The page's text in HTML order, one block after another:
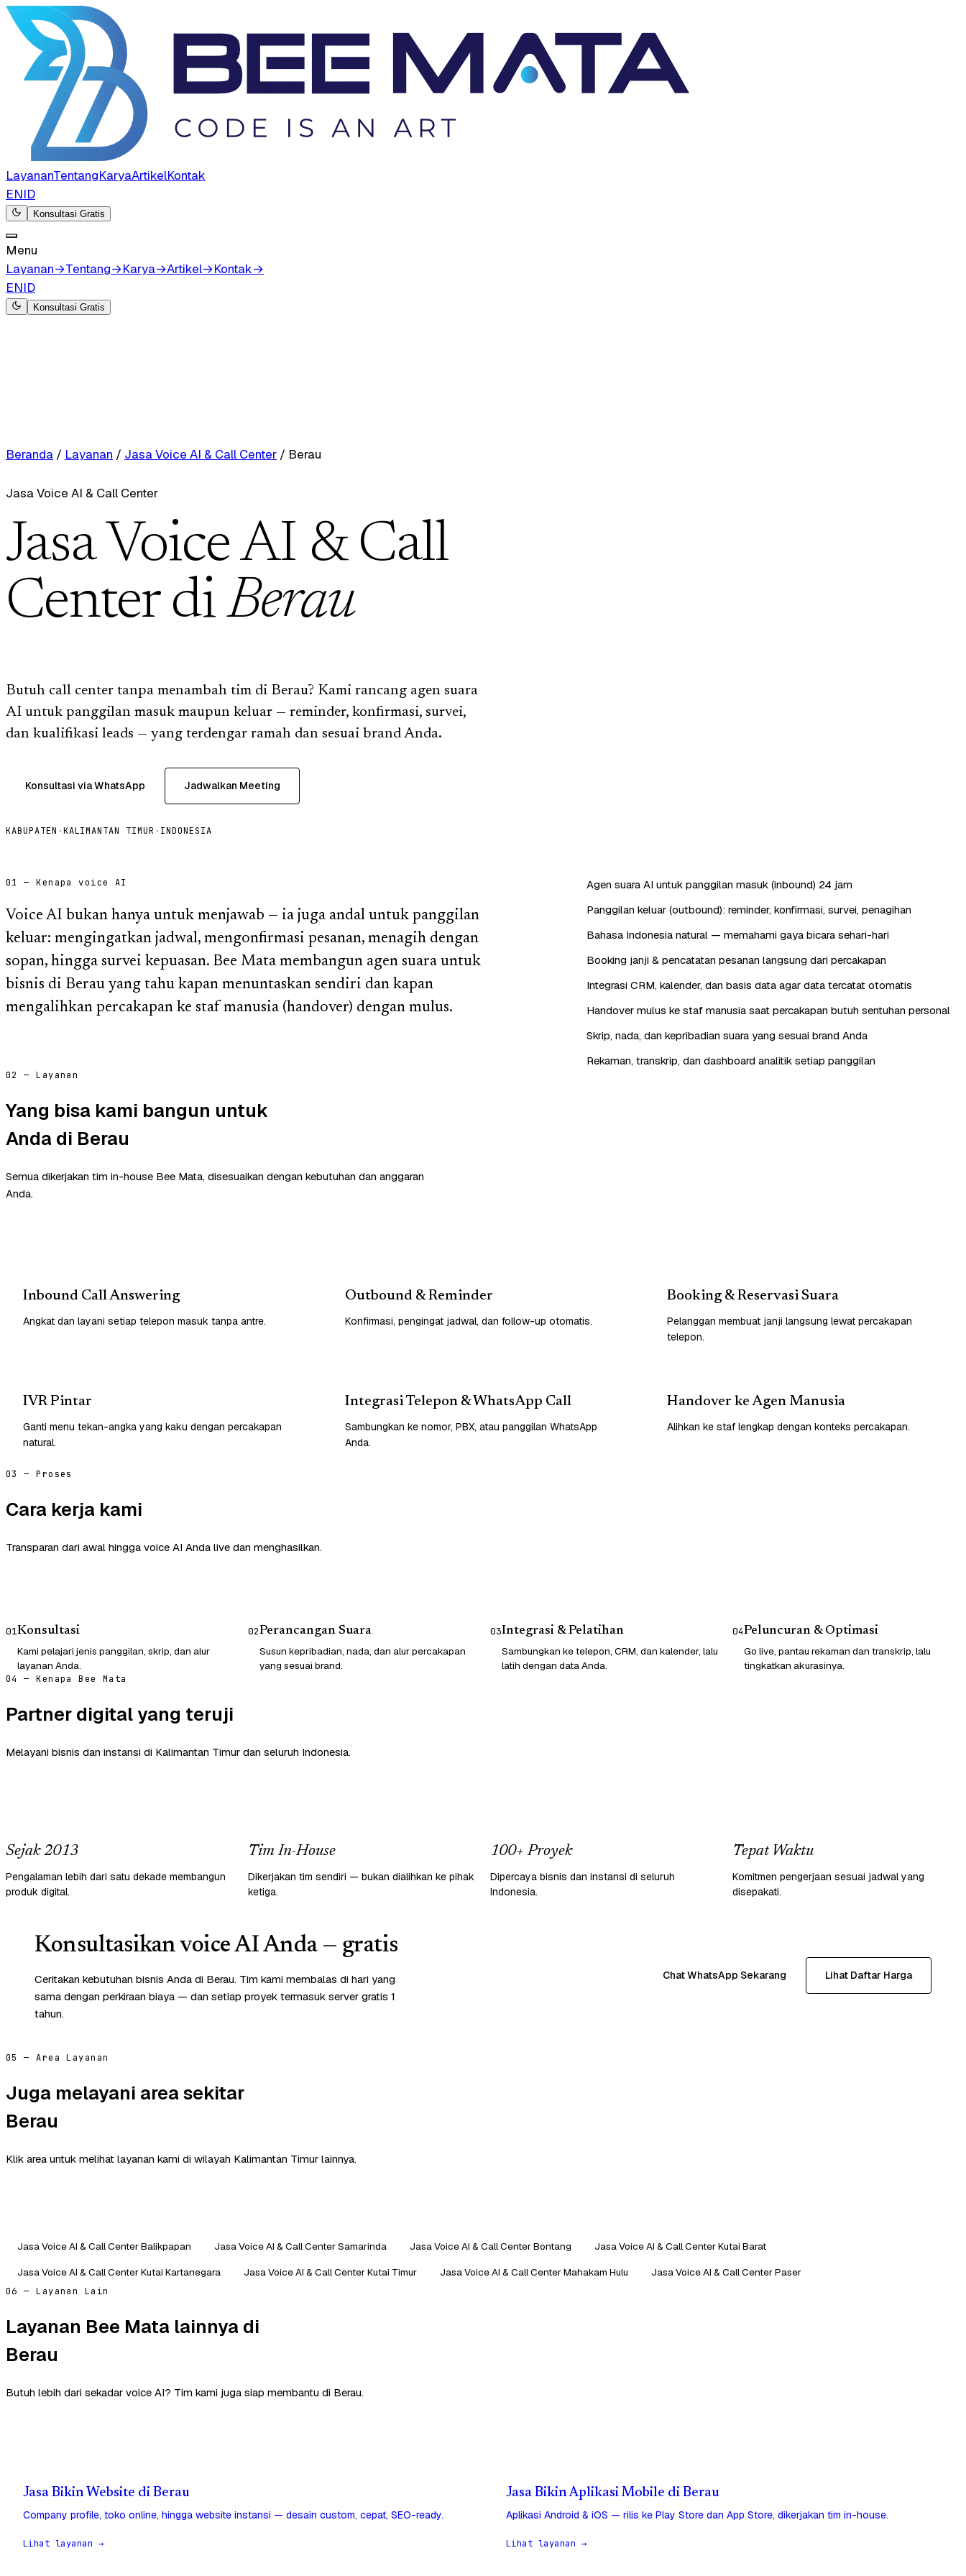
LayananTentangKaryaArtikelKontak
ENID
Konsultasi Gratis
Menu
Layanan→Tentang→Karya→Artikel→Kontak→
ENID
Konsultasi Gratis
Beranda / Layanan / Jasa Voice AI & Call Center / Berau
Jasa Voice AI & Call Center
Jasa Voice AI & Call
Center diBerau
Butuh call center tanpa menambah tim di Berau? Kami rancang agen suara
AI untuk panggilan masuk maupun keluar — reminder, konfirmasi, survei,
dan kualifikasi leads — yang terdengar ramah dan sesuai brand Anda.
Konsultasi via WhatsApp Jadwalkan Meeting
KABUPATEN ·KALIMANTAN TIMUR · INDONESIA
01 — Kenapa voice AI
Voice AI bukan hanya untuk menjawab — ia juga andal untuk panggilan
keluar: mengingatkan jadwal, mengonfirmasi pesanan, menagih dengan
sopan, hingga survei kepuasan. Bee Mata membangun agen suara untuk
bisnis di Berau yang tahu kapan menuntaskan sendiri dan kapan
mengalihkan percakapan ke staf manusia (handover) dengan mulus.
Agen suara AI untuk panggilan masuk (inbound) 24 jam
Panggilan keluar (outbound): reminder, konfirmasi, survei, penagihan
Bahasa Indonesia natural — memahami gaya bicara sehari-hari
Booking janji & pencatatan pesanan langsung dari percakapan
Integrasi CRM, kalender, dan basis data agar data tercatat otomatis
Handover mulus ke staf manusia saat percakapan butuh sentuhan personal
Skrip, nada, dan kepribadian suara yang sesuai brand Anda
Rekaman, transkrip, dan dashboard analitik setiap panggilan
02 — Layanan
Yang bisa kami bangun untuk
Anda di Berau
Semua dikerjakan tim in-house Bee Mata, disesuaikan dengan kebutuhan dan anggaran
Anda.
Inbound Call Answering
Angkat dan layani setiap telepon masuk tanpa antre.
Outbound & Reminder
Konfirmasi, pengingat jadwal, dan follow-up otomatis.
Booking & Reservasi Suara
Pelanggan membuat janji langsung lewat percakapan
telepon.
IVR Pintar
Ganti menu tekan-angka yang kaku dengan percakapan
natural.
Integrasi Telepon & WhatsApp Call
Sambungkan ke nomor, PBX, atau panggilan WhatsApp
Anda.
Handover ke Agen Manusia
Alihkan ke staf lengkap dengan konteks percakapan.
03 — Proses
Cara kerja kami
Transparan dari awal hingga voice AI Anda live dan menghasilkan.
01Konsultasi
Kami pelajari jenis panggilan, skrip, dan alur
layanan Anda.
02Perancangan Suara
Susun kepribadian, nada, dan alur percakapan
yang sesuai brand.
03Integrasi & Pelatihan
Sambungkan ke telepon, CRM, dan kalender, lalu
latih dengan data Anda.
04Peluncuran & Optimasi
Go live, pantau rekaman dan transkrip, lalu
tingkatkan akurasinya.
04 — Kenapa Bee Mata
Partner digital yang teruji
Melayani bisnis dan instansi di Kalimantan Timur dan seluruh Indonesia.
Sejak 2013
Pengalaman lebih dari satu dekade membangun
produk digital.
Tim In-House
Dikerjakan tim sendiri — bukan dialihkan ke pihak
ketiga.
100+ Proyek
Dipercaya bisnis dan instansi di seluruh
Indonesia.
Tepat Waktu
Komitmen pengerjaan sesuai jadwal yang
disepakati.
Konsultasikan voice AI Anda — gratis
Ceritakan kebutuhan bisnis Anda di Berau. Tim kami membalas di hari yang
sama dengan perkiraan biaya — dan setiap proyek termasuk server gratis 1
tahun.
Chat WhatsApp Sekarang Lihat Daftar Harga
05 — Area Layanan
Juga melayani area sekitar
Berau
Klik area untuk melihat layanan kami di wilayah Kalimantan Timur lainnya.
Jasa Voice AI & Call Center Balikpapan Jasa Voice AI & Call Center Samarinda Jasa Voice AI & Call Center Bontang
Jasa Voice AI & Call Center Kutai Barat
Jasa Voice AI & Call Center Kutai Kartanegara
Jasa Voice AI & Call Center Kutai Timur Jasa Voice AI & Call Center Mahakam Hulu Jasa Voice AI & Call Center Paser
06 — Layanan Lain
Layanan Bee Mata lainnya di
Berau
Butuh lebih dari sekadar voice AI? Tim kami juga siap membantu di Berau.
Jasa Bikin Website di Berau
Company profile, toko online, hingga website instansi — desain custom, cepat, SEO-ready.
Lihat layanan →
Jasa Bikin Aplikasi Mobile di Berau
Aplikasi Android & iOS — rilis ke Play Store dan App Store, dikerjakan tim in-house.
Lihat layanan →